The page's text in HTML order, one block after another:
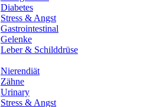
Diabetes
Stress & Angst
Gastrointestinal
Gelenke
Leber & Schilddrüse
Nierendiät
Zähne
Urinary
Stress & Angst